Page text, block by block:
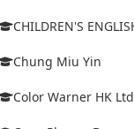
CHILDREN'S
Chung Miu Yin
Color Warner HK Ltd